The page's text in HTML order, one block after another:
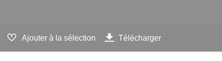
Ajouter à la sélection Télécharger